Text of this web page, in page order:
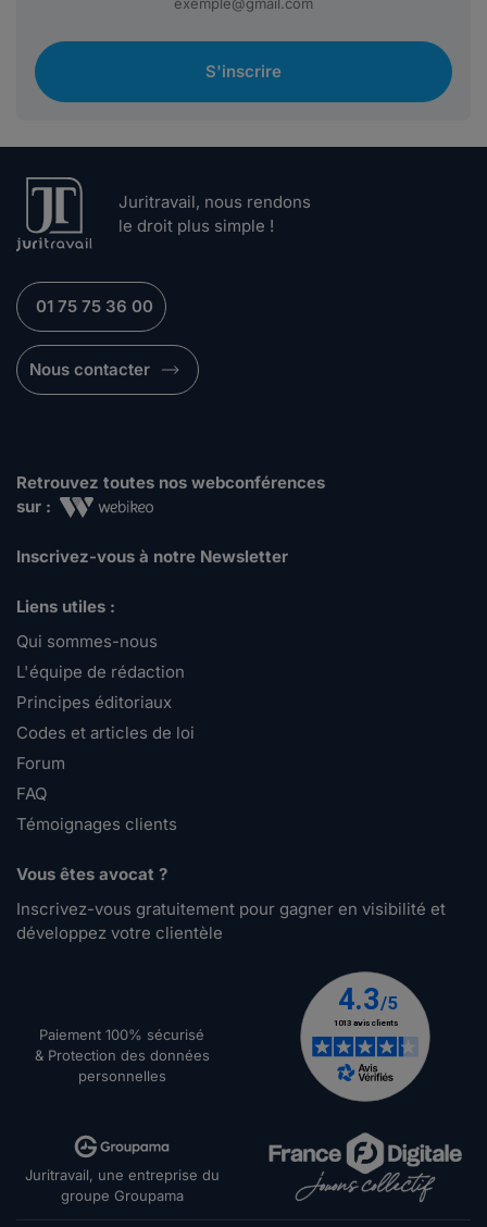
S'inscrire
Juritravail, nous rendons
le droit plus simple !
01 75 75 36 00
Nous contacter
Retrouvez toutes nos webconférences
sur :
Inscrivez-vous à notre Newsletter
Liens utiles :
Qui sommes-nous
L'équipe de rédaction
Principes éditoriaux
Codes et articles de loi
Forum
FAQ
Témoignages clients
Vous êtes avocat ?
Inscrivez-vous gratuitement pour gagner en visibilité et
développez votre clientèle
Paiement 100% sécurisé
& Protection des données
personnelles
Juritravail, une entreprise du
groupe Groupama